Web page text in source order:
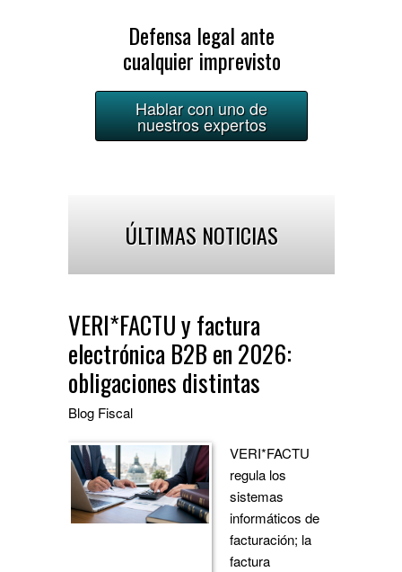
Defensa legal ante
cualquier imprevisto
Hablar con uno de
nuestros expertos
ÚLTIMAS NOTICIAS
VERI*FACTU y factura
electrónica B2B en 2026:
obligaciones distintas
Blog Fiscal
VERI*FACTU
regula los
sistemas
informáticos de
facturación; la
factura